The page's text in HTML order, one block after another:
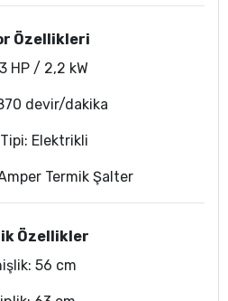
Özellikleri
HP / 2,2 kW
devir/dakika
Tipi: Elektrikli
Termik Şalter
Özellikler
56 cm